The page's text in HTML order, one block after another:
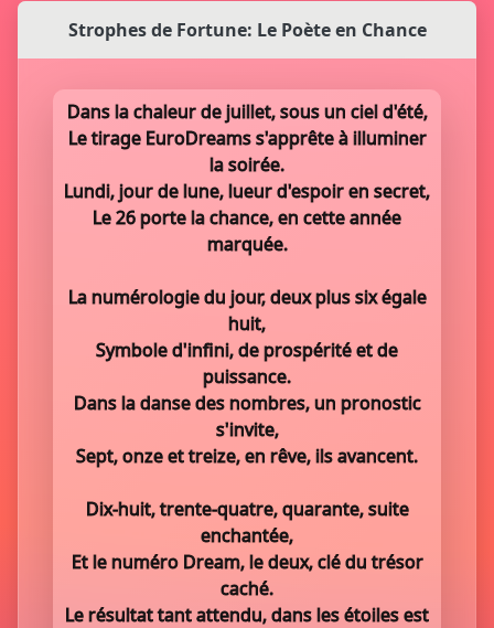
Strophes de Fortune: Le Poète en Chance
Dans la chaleur de juillet, sous un ciel d'été,
Le tirage EuroDreams s'apprête à illuminer
la soirée.
Lundi, jour de lune, lueur d'espoir en secret,
Le 26 porte la chance, en cette année
marquée.
La numérologie du jour, deux plus six égale
huit,
Symbole d'infini, de prospérité et de
puissance.
Dans la danse des nombres, un pronostic
s'invite,
Sept, onze et treize, en rêve, ils avancent.
Dix-huit, trente-quatre, quarante, suite
enchantée,
Et le numéro Dream, le deux, clé du trésor
caché.
Le résultat tant attendu, dans les étoiles est